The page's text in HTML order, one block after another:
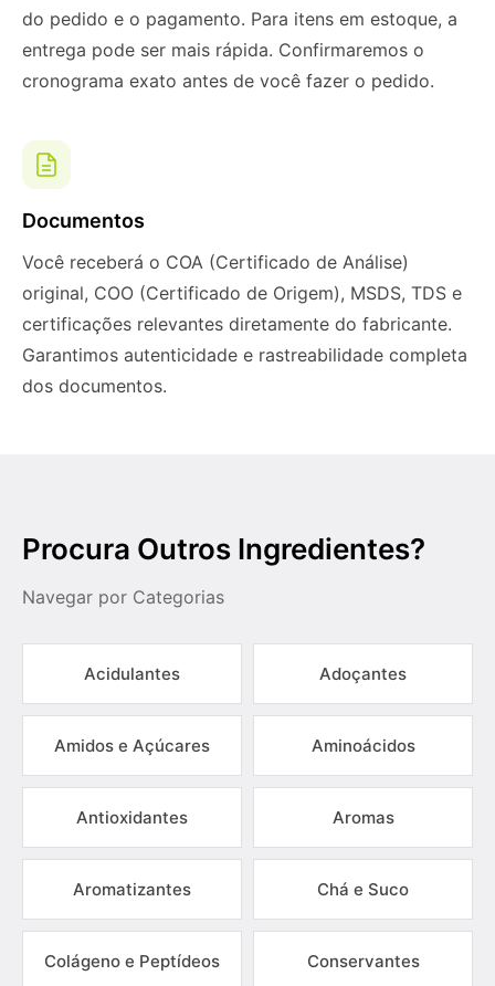
do pedido e o pagamento. Para itens em estoque, a
entrega pode ser mais rápida. Confirmaremos o
cronograma exato antes de você fazer o pedido.
Documentos
Você receberá o COA (Certificado de Análise)
original, COO (Certificado de Origem), MSDS, TDS e
certificações relevantes diretamente do fabricante.
Garantimos autenticidade e rastreabilidade completa
dos documentos.
Procura Outros Ingredientes?
Navegar por Categorias
Acidulantes Adoçantes
Amidos e Açúcares Aminoácidos
Antioxidantes Aromas
Aromatizantes Chá e Suco
Colágeno e Peptídeos Conservantes